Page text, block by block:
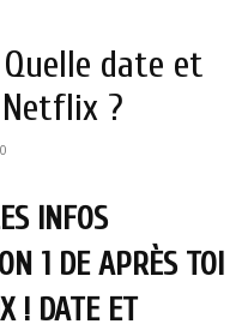
date et
?
INFOS
1 DE APRÈS TOI
! DATE ET